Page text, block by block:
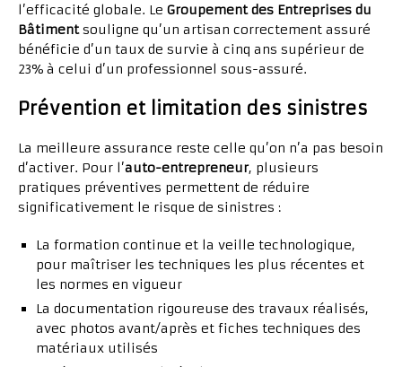
l’efficacité globale. Le Groupement des Entreprises du
Bâtimentsouligne qu’un artisan correctement assuré
bénéficie d’un taux de survie à cinq ans supérieur de
23% à celui d’un professionnel sous-assuré.
Prévention et limitation des sinistres
La meilleure assurance reste celle qu’on n’a pas besoin
d’activer. Pour l’auto-entrepreneur, plusieurs
pratiques préventives permettent de réduire
significativement le risque de sinistres :
La formation continue et la veille technologique,
pour maîtriser les techniques les plus récentes et
les normes en vigueur
La documentation rigoureuse des travaux réalisés,
avec photos avant/après et fiches techniques des
matériaux utilisés